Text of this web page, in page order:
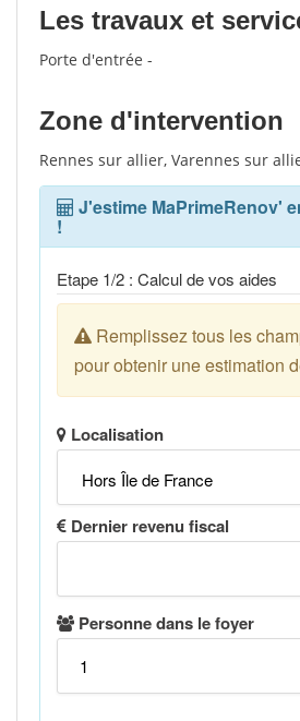
Les travaux et
Porte d'entrée -
Zone d'intervention
Rennes sur allier, Varennes sur